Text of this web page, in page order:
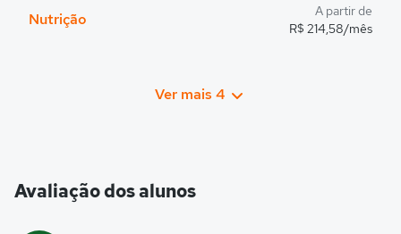
Nutrição
A partir de
R$ 214,58/mês
Ver mais 4
Avaliação dos alunos